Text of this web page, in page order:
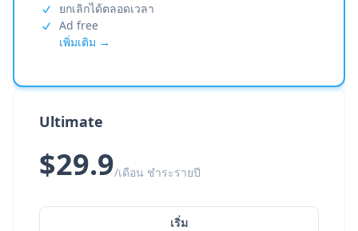
ยกเลิกได้ตลอดเวลา
Ad free
เพิ่มเติม →
Ultimate
$29.9/เดือน ชำระรายปี
เริ่ม